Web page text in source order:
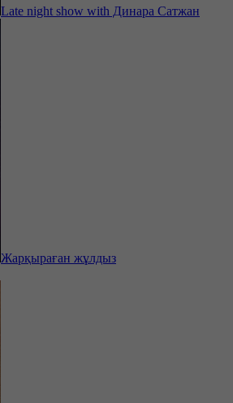
Late night show with Динара Сатжан
Жарқыраған жұлдыз